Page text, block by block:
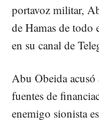
portavoz militar,
de Hamas de todo
en su canal de
Abu Obeida acusó
fuentes de
enemigo sionista